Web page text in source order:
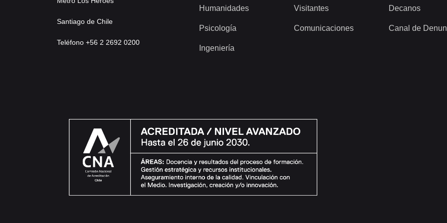
Santiago de Chile
Teléfono +56 2 2692 0200
Humanidades
Psicología
Ingeniería
Visitantes
Comunicaciones
Decanos
Canal de